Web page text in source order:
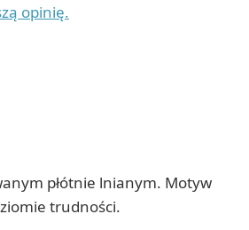
opinię.
płótnie lnianym. Motyw
trudności.